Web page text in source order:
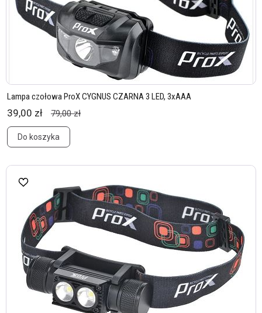
Lampa czołowa ProX CYGNUS CZARNA 3 LED, 3xAAA
39,00 zł 79,00 zł
Do koszyka